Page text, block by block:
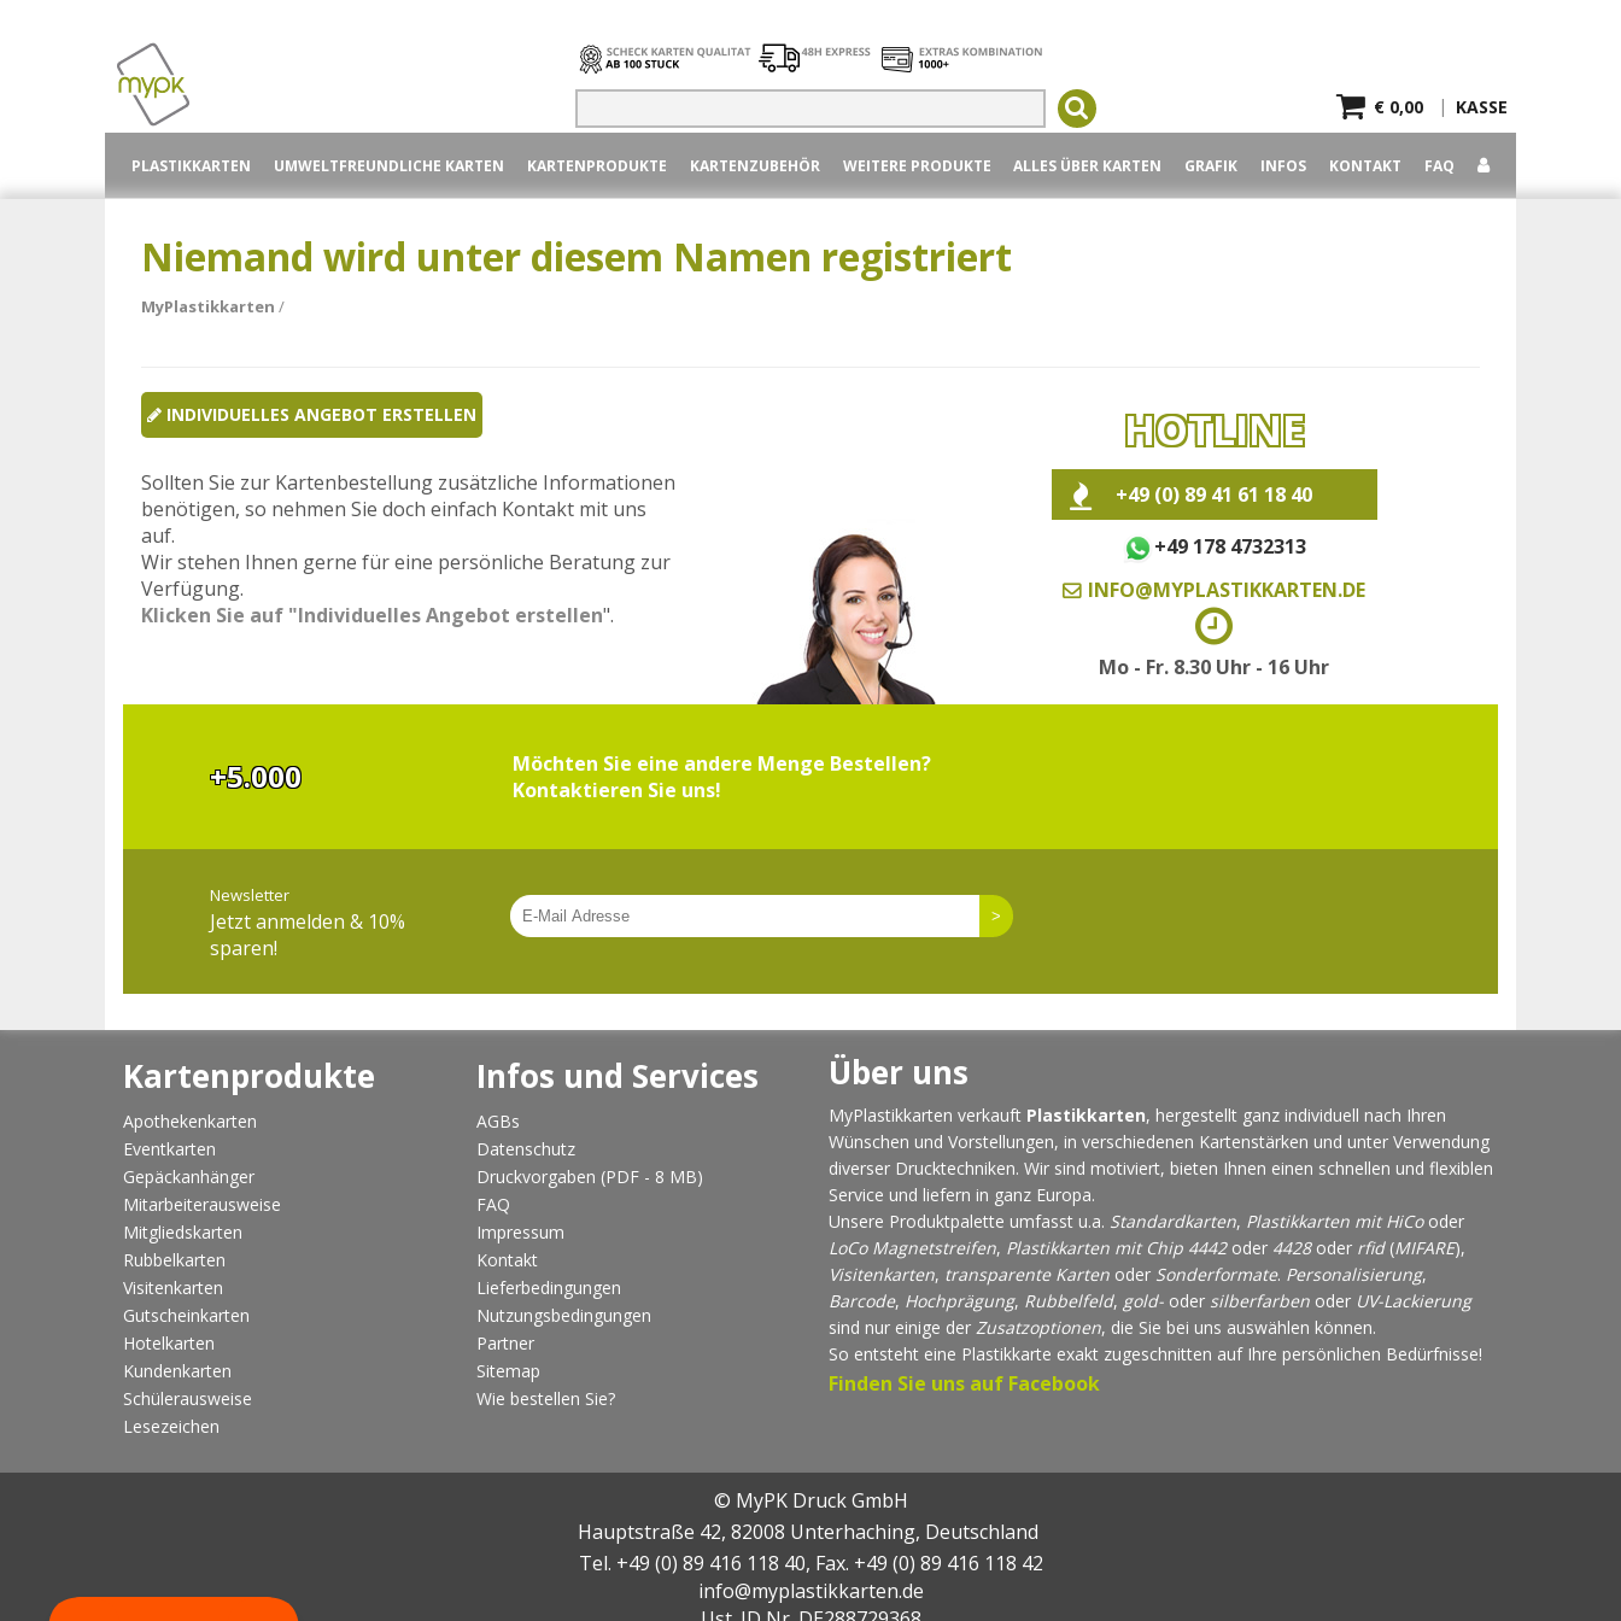
€ 0,00 | KASSE
PLASTIKKARTEN UMWELTFREUNDLICHE KARTEN KARTENPRODUKTE KARTENZUBEHÖR WEITERE PRODUKTE ALLES ÜBER KARTEN GRAFIK INFOS KONTAKT FAQ
PLASTIKKARTEN KARTENZUBEHÖR KARTENPRODUKTE
Niemand wird unter diesem Namen registriert
MyPlastikkarten /
INDIVIDUELLES ANGEBOT ERSTELLEN
Sollten Sie zur Kartenbestellung zusätzliche Informationen
benötigen, so nehmen Sie doch einfach Kontakt mit uns
auf.
Wir stehen Ihnen gerne für eine persönliche Beratung zur
Verfügung.
Klicken Sie auf "Individuelles Angebot erstellen".
HOTLINE
+49 (0) 89 41 61 18 40
+49 178 4732313
INFO@MYPLASTIKKARTEN.DE
Mo - Fr. 8.30 Uhr - 16 Uhr
+5.000
Möchten Sie eine andere Menge Bestellen?
Kontaktieren Sie uns!
Newsletter
Jetzt anmelden & 10%
sparen!
Kartenprodukte
Apothekenkarten
Eventkarten
Gepäckanhänger
Mitarbeiterausweise
Mitgliedskarten
Rubbelkarten
Visitenkarten
Gutscheinkarten
Hotelkarten
Kundenkarten
Schülerausweise
Lesezeichen
Infos und Services
AGBs
Datenschutz
Druckvorgaben (PDF - 8 MB)
FAQ
Impressum
Kontakt
Lieferbedingungen
Nutzungsbedingungen
Partner
Sitemap
Wie bestellen Sie?
Über uns
MyPlastikkarten verkauft Plastikkarten, hergestellt ganz individuell nach Ihren
Wünschen und Vorstellungen, in verschiedenen Kartenstärken und unter Verwendung
diverser Drucktechniken. Wir sind motiviert, bieten Ihnen einen schnellen und flexiblen
Service und liefern in ganz Europa.
Unsere Produktpalette umfasst u.a. Standardkarten, Plastikkarten mit HiCooder
LoCo Magnetstreifen, Plastikkarten mit Chip 4442oder 4428oder rfid(MIFARE),
Visitenkarten, transparente Karten oder Sonderformate. Personalisierung,
Barcode, Hochprägung, Rubbelfeld, gold- oder silberfarben oder UV-Lackierung
sind nur einige der Zusatzoptionen, die Sie bei uns auswählen können.
So entsteht eine Plastikkarte exakt zugeschnitten auf Ihre persönlichen Bedürfnisse!
Finden Sie uns auf Facebook
© MyPK Druck GmbH
Hauptstraße 42, 82008 Unterhaching, Deutschland
Tel. +49 (0) 89 416 118 40, Fax. +49 (0) 89 416 118 42
info@myplastikkarten.de